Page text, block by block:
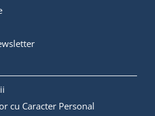
cu Caracter Personal